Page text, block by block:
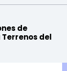
de
del